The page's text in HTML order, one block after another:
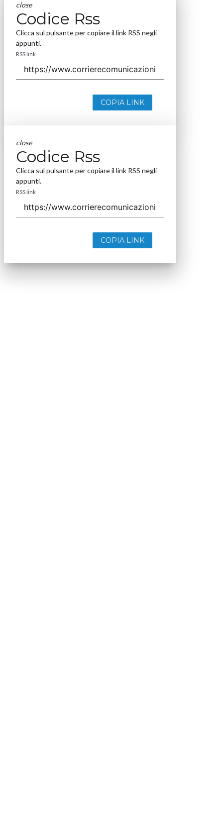
close
Codice Rss
Clicca sul pulsante per copiare il link RSS negli
appunti.
RSS link
COPIA LINK
close
Codice Rss
Clicca sul pulsante per copiare il link RSS negli
appunti.
RSS link
COPIA LINK